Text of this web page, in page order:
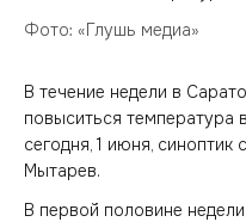
Фото: «Глушь медиа»
В течение недели в
повыситься температура
сегодня, 1 июня,
Мытарев.
В первой половине